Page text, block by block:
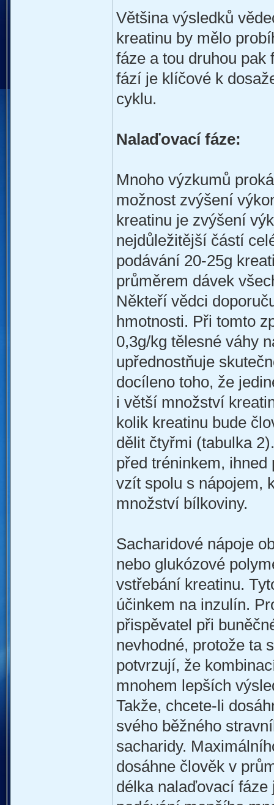
Většina výsledků
kreatinu by mělo
fáze a tou druhou pak
fází je klíčové k
cyklu.
Nalaďovací fáze:
Mnoho výzkumů
možnost zvýšení
kreatinu je zvýšení
nejdůležitější částí
podávání 20-25g
průměrem dávek
Někteří vědci
hmotnosti. Při tomto
0,3g/kg tělesné váhy
upřednostňuje
docíleno toho, že
i větší množství
kolik kreatinu bude
dělit čtyřmi (tabulka
před tréninkem, ihned
vzít spolu s nápojem,
množství bílkoviny.
Sacharidové nápoje
nebo glukózové
vstřebání kreatinu.
účinkem na inzulín.
přispěvatel při
nevhodné, protože ta
potvrzují, že
mnohem lepších
Takže, chcete-li
svého běžného
sacharidy.
dosáhne člověk v
délka nalaďovací